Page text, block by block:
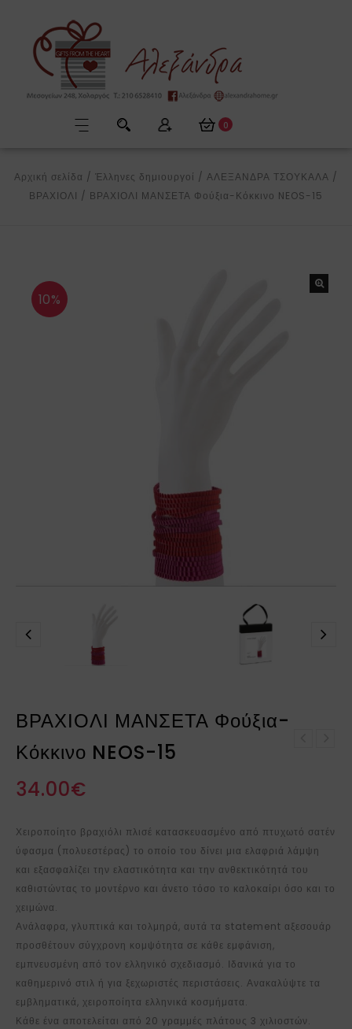
0
Αρχική σελίδα / Έλληνες δημιουργοί / ΑΛΕΞΑΝΔΡΑ ΤΣΟΥΚΑΛΑ /
ΒΡΑΧΙΟΛΙ / ΒΡΑΧΙΟΛΙ ΜΑΝΣΕΤΑ Φούξια-Κόκκινο NEOS-15
10%
ΒΡΑΧΙΟΛΙ ΜΑΝΣΕΤΑ Φούξια-
Κόκκινο NEOS-15
34.00€
Χειροποίητο βραχιόλι πλισέ κατασκευασμένο από πτυχωτό σατέν
ύφασμα (πολυεστέρας) το οποίο του δίνει μια ελαφριά λάμψη
και εξασφαλίζει την ελαστικότητα και την ανθεκτικότητά του
καθιστώντας το μοντέρνο και άνετο τόσο το καλοκαίρι όσο και το
χειμώνα.
Ανάλαφρα, γλυπτικά και τολμηρά, αυτά τα statement αξεσουάρ
προσθέτουν σύγχρονη κομψότητα σε κάθε εμφάνιση,
εμπνευσμένη από τον ελληνικό σχεδιασμό. Ιδανικά για το
καθημερινό στιλ ή για ξεχωριστές περιστάσεις. Ανακαλύψτε τα
εμβληματικά, χειροποίητα ελληνικά κοσμήματα.
Κάθε ένα αποτελείται από 20 γραμμές πλάτους 3 χιλιοστών.